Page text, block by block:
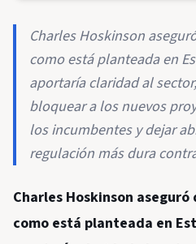
Charles Hoskinson
como está planteada en
aportaría claridad al
bloquear a los nuevos
los incumbentes y dejar
regulación más dura
Charles Hoskinson
como está planteada en